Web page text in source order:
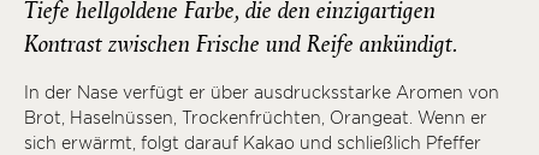
Tiefe hellgoldene Farbe, die den einzigartigen
Kontrast zwischen Frische und Reife ankündigt.
In der Nase verfügt er über ausdrucksstarke Aromen von
Brot, Haselnüssen, Trockenfrüchten, Orangeat. Wenn er
sich erwärmt, folgt darauf Kakao und schließlich Pfeffer